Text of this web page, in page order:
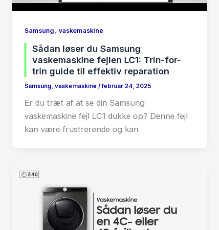
Samsung, vaskemaskine
Sådan løser du Samsung
vaskemaskine fejlen LC1: Trin-for-
trin guide til effektiv reparation
Samsung, vaskemaskine /februar 24, 2025
Er du træt af at se din Samsung
vaskemaskine fejl LC1 dukke op? Denne fejl
kan være frustrerende og kan